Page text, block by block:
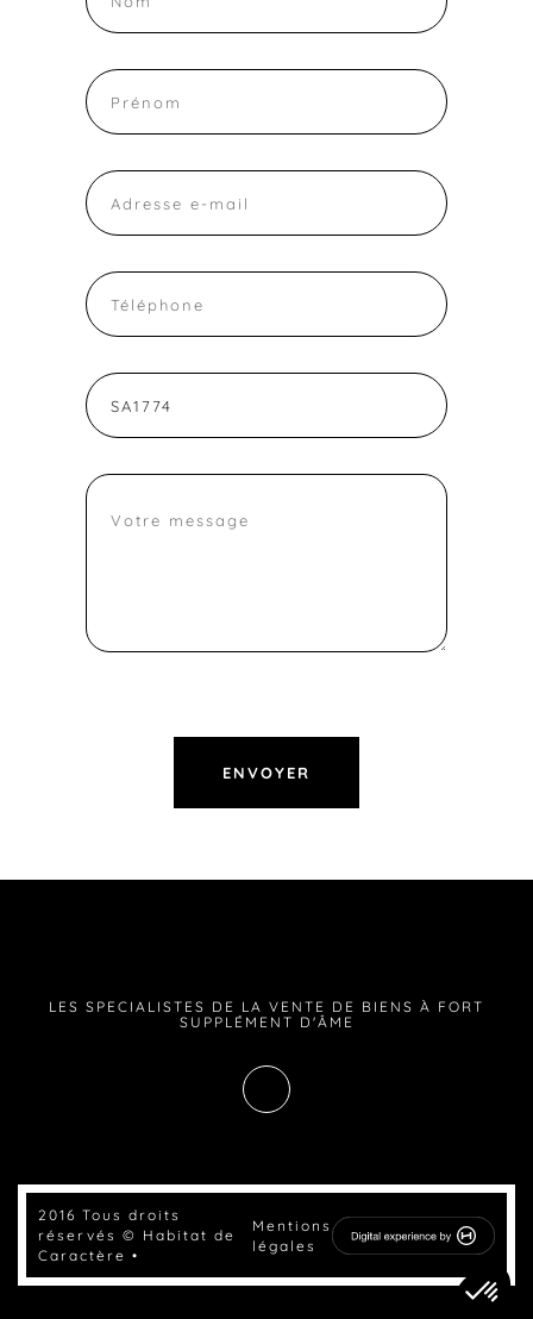
LES SPECIALISTES DE LA VENTE DE BIENS À FORT
SUPPLÉMENT D'ÂME
2016 Tous droits
réservés © Habitat de
Caractère •
Mentions
légales